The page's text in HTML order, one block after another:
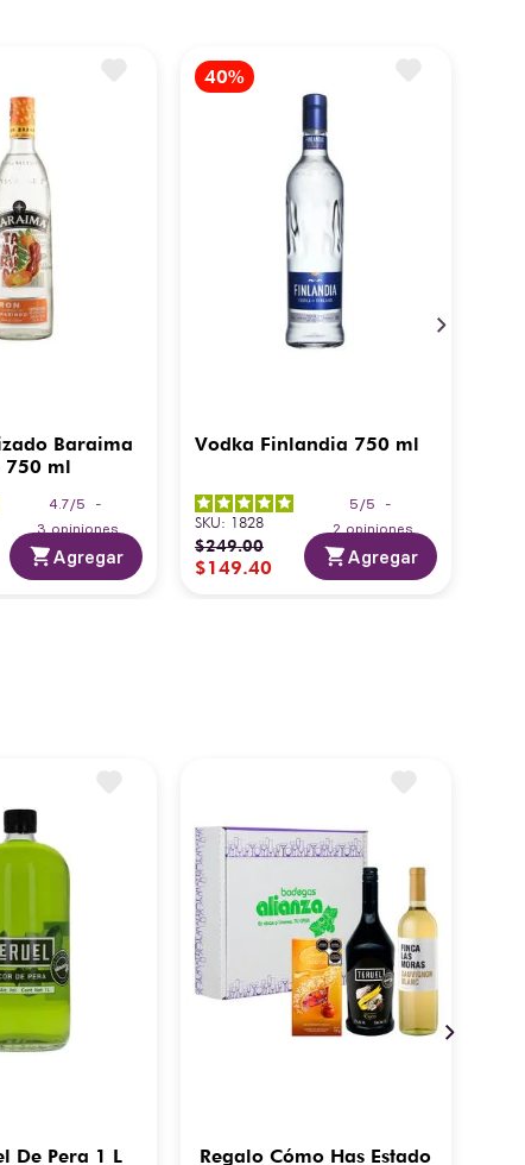
Baraima
750 ml
4.7/5
-
3 opiniones
Agregar
Vodka Finlandia 750 ml
5 /5
-
2 opiniones
SKU: 1828
$249.00
$149.40 Agregar
De Pera 1 L Regalo Cómo Has Estado